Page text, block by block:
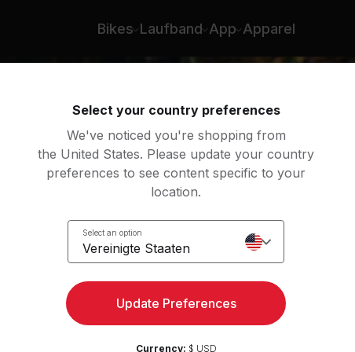
Bikes Laufband App Apparel
Select your country preferences
We've noticed you're shopping from
the United States. Please update your country
preferences to see content specific to your
location.
Select an option
Vereinigte Staaten
Update Preferences
Currency: $ USD